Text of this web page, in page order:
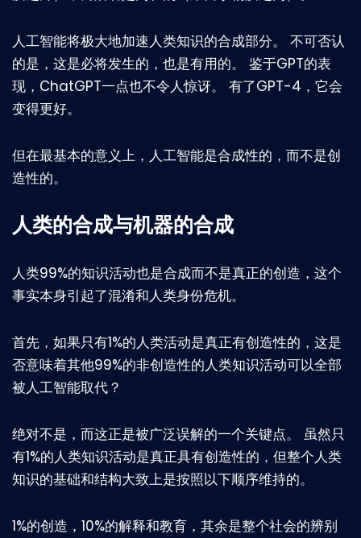
人工智能将极大地加速人类知识的合成部分。 不可否认
的是，这是必将发生的，也是有用的。 鉴于GPT的表
现，ChatGPT一点也不令人惊讶。 有了GPT-4，它会
变得更好。
但在最基本的意义上，人工智能是合成性的，而不是创
造性的。
人类的合成与机器的合成
人类99%的知识活动也是合成而不是真正的创造，这个
事实本身引起了混淆和人类身份危机。
首先，如果只有1%的人类活动是真正有创造性的，这是
否意味着其他99%的非创造性的人类知识活动可以全部
被人工智能取代？
绝对不是，而这正是被广泛误解的一个关键点。 虽然只
有1%的人类知识活动是真正具有创造性的，但整个人类
知识的基础和结构大致上是按照以下顺序维持的。
1%的创造，10%的解释和教育，其余是整个社会的辨别